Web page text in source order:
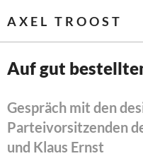
AXEL TROOST
Themen
Auf gut
Gespräch mit den
Parteivorsitzenden
und Klaus Ernst